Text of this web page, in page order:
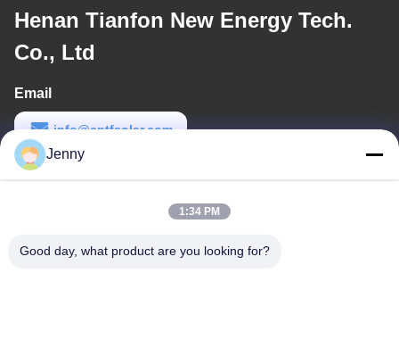
Henan Tianfon New Energy Tech.
Co., Ltd
Email
info@cntfsolar.com
Thời gian làm việc
Jenny
1:34 PM
Good day, what product are you looking for?